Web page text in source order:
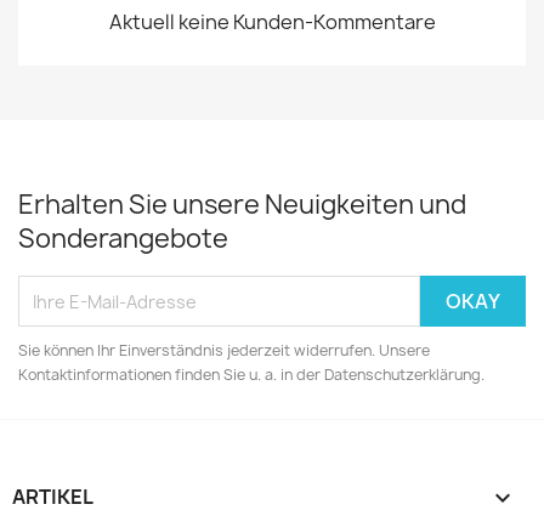
Aktuell keine Kunden-Kommentare
Erhalten Sie unsere Neuigkeiten und
Sonderangebote
Sie können Ihr Einverständnis jederzeit widerrufen. Unsere
Kontaktinformationen finden Sie u. a. in der Datenschutzerklärung.
ARTIKEL 